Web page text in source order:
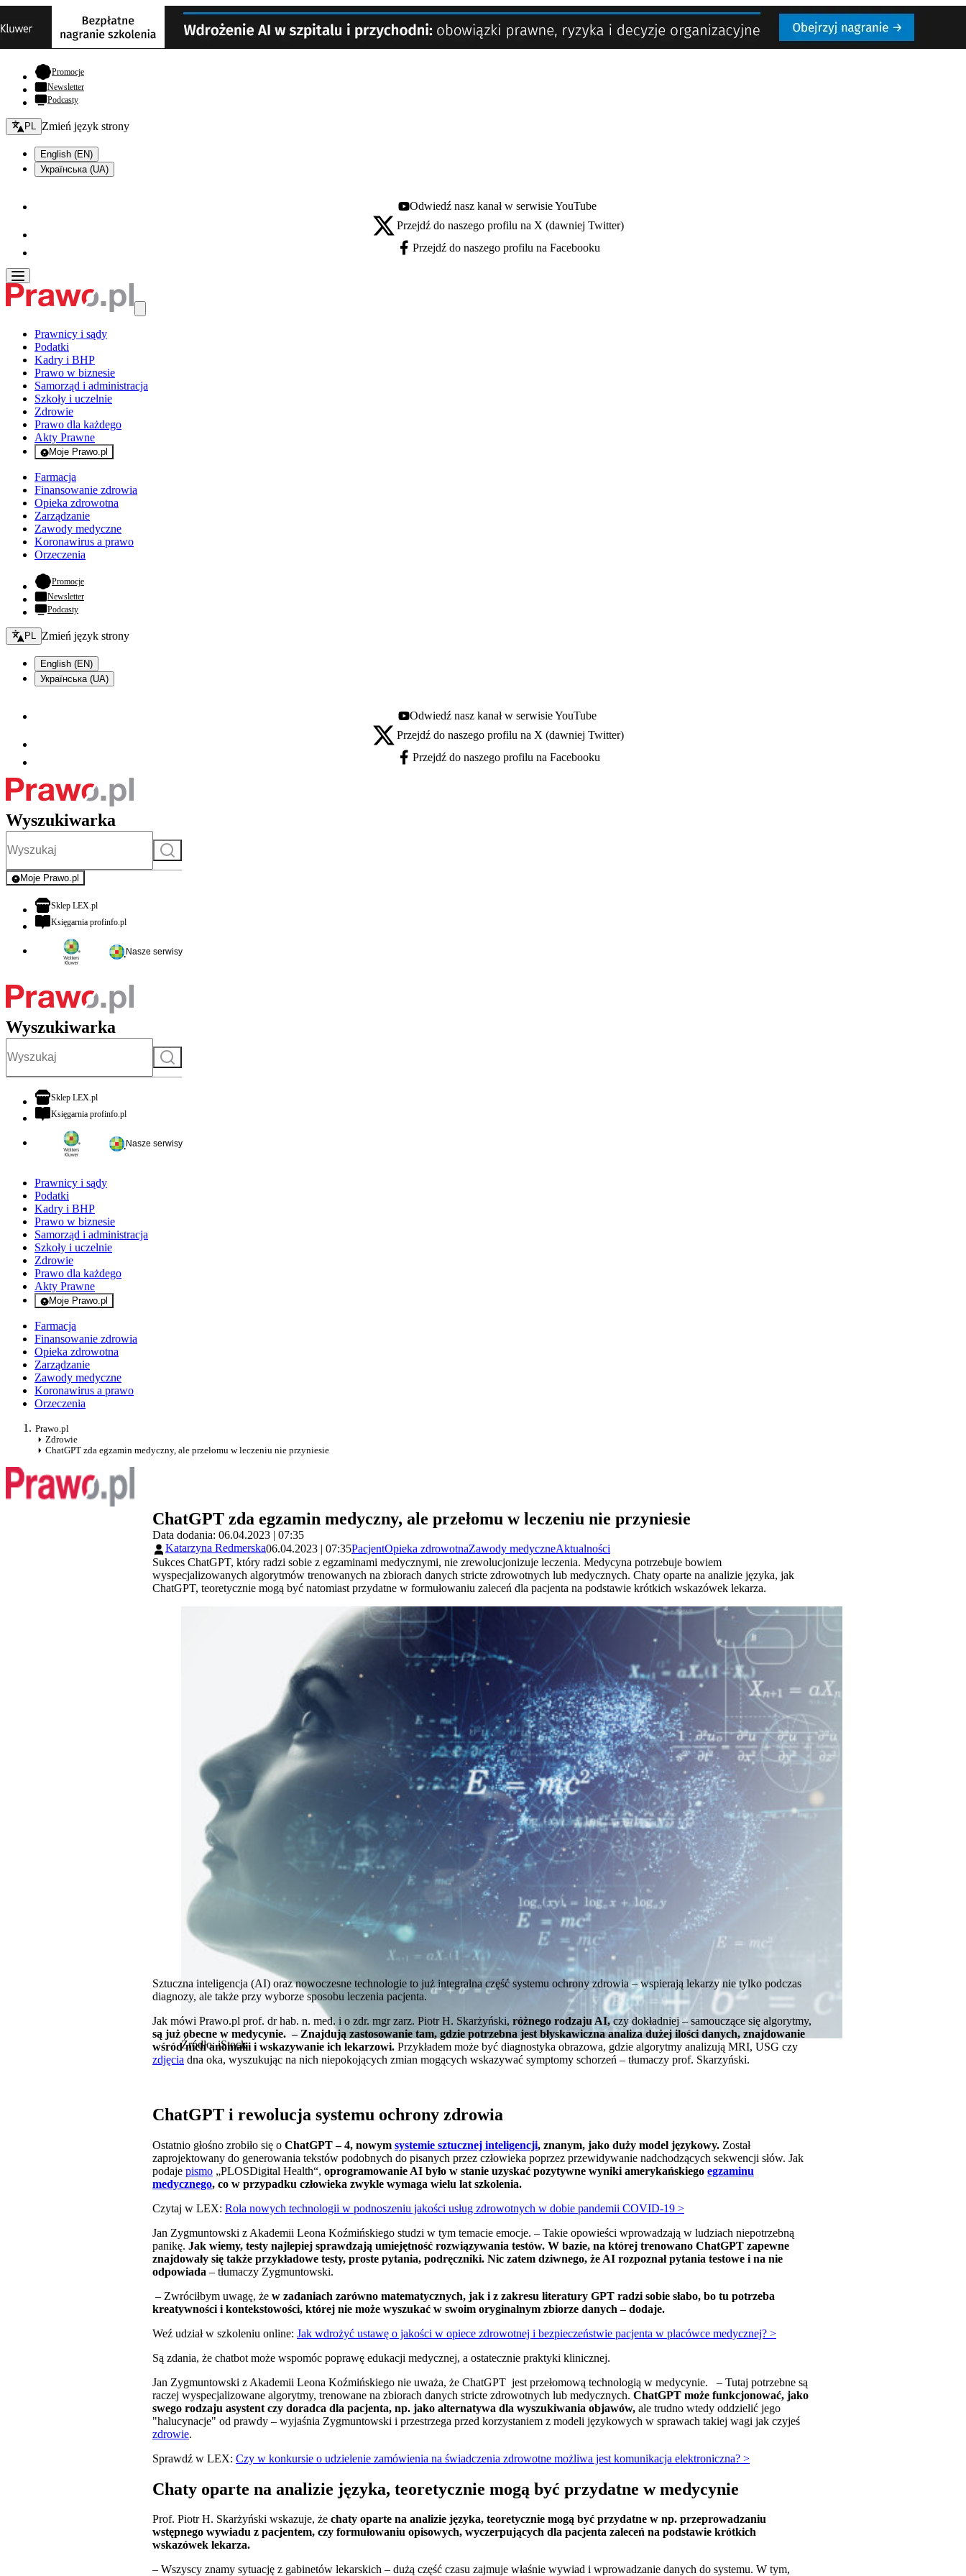
Promocje- otwiera się w nowej karcie
Newsletter
Podcasty
Zmień język - bieżący:
PL Zmień język strony
English (EN)
Українська (UA)
Youtube - otwiera się w nowej karcie
Odwiedź nasz kanał w serwisie YouTube
X - otwiera się w nowej karcie
Przejdź do naszego profilu na X (dawniej Twitter)
Facebook - otwiera się w nowej karcie
Przejdź do naszego profilu na Facebooku
Prawnicy i sądy
Podatki
Kadry i BHP
Prawo w biznesie
Samorząd i administracja
Szkoły i uczelnie
Zdrowie
Prawo dla każdego
Akty Prawne
Moje Prawo.pl
- rejestracja i logowanie do serwisu
Farmacja
Finansowanie zdrowia
Opieka zdrowotna
Zarządzanie
Zawody medyczne
Koronawirus a prawo
Orzeczenia
Promocje- otwiera się w nowej karcie
Newsletter
Podcasty
Zmień język - bieżący:
PL Zmień język strony
English (EN)
Українська (UA)
Youtube - otwiera się w nowej karcie
Odwiedź nasz kanał w serwisie YouTube
X - otwiera się w nowej karcie
Przejdź do naszego profilu na X (dawniej Twitter)
Facebook - otwiera się w nowej karcie
Przejdź do naszego profilu na Facebooku
Wyszukiwarka
Szukaj
Moje Prawo.pl
- rejestracja i logowanie do serwisu
Sklep LEX.plotwiera się w nowej karcie
Księgarnia profinfo.plotwiera się w nowej karcie
Nasze serwisy
Wyszukiwarka
Szukaj
Sklep LEX.plotwiera się w nowej karcie
Księgarnia profinfo.plotwiera się w nowej karcie
Nasze serwisy
Prawnicy i sądy
Podatki
Kadry i BHP
Prawo w biznesie
Samorząd i administracja
Szkoły i uczelnie
Zdrowie
Prawo dla każdego
Akty Prawne
Moje Prawo.pl
- rejestracja i logowanie do serwisu
Farmacja
Finansowanie zdrowia
Opieka zdrowotna
Zarządzanie
Zawody medyczne
Koronawirus a prawo
Orzeczenia
Prawo.pl
Zdrowie
ChatGPT zda egzamin medyczny, ale przełomu w leczeniu nie przyniesie
ChatGPT zda egzamin medyczny, ale przełomu w leczeniu nie przyniesie
Data dodania: 06.04.2023 | 07:35
Katarzyna Redmerska06.04.2023 | 07:35PacjentOpieka zdrowotnaZawody medyczneAktualności
Sukces ChatGPT, który radzi sobie z egzaminami medycznymi, nie zrewolucjonizuje leczenia. Medycyna potrzebuje bowiem
wyspecjalizowanych algorytmów trenowanych na zbiorach danych stricte zdrowotnych lub medycznych. Chaty oparte na analizie języka, jak
ChatGPT, teoretycznie mogą być natomiast przydatne w formułowaniu zaleceń dla pacjenta na podstawie krótkich wskazówek lekarza.
Źródło: iStock
Sztuczna inteligencja (AI) oraz nowoczesne technologie to już integralna część systemu ochrony zdrowia – wspierają lekarzy nie tylko podczas
diagnozy, ale także przy wyborze sposobu leczenia pacjenta.
Jak mówi Prawo.pl prof. dr hab. n. med. i o zdr. mgr zarz. Piotr H. Skarżyński, różnego rodzaju AI, czy dokładniej – samouczące się algorytmy,
są już obecne w medycynie. – Znajdują zastosowanie tam, gdzie potrzebna jest błyskawiczna analiza dużej ilości danych, znajdowanie
wśród nich anomalii i wskazywanie ich lekarzowi. Przykładem może być diagnostyka obrazowa, gdzie algorytmy analizują MRI, USG czy
zdjęcia dna oka, wyszukując na nich niepokojących zmian mogących wskazywać symptomy schorzeń – tłumaczy prof. Skarzyński.
ChatGPT i rewolucja systemu ochrony zdrowia
Ostatnio głośno zrobiło się o ChatGPT – 4, nowym systemie sztucznej inteligencji, znanym, jako duży model językowy. Został
zaprojektowany do generowania tekstów podobnych do pisanych przez człowieka poprzez przewidywanie nadchodzących sekwencji słów. Jak
podaje pismo „PLOSDigital Health“, oprogramowanie AI było w stanie uzyskać pozytywne wyniki amerykańskiego egzaminu
medycznego, co w przypadku człowieka zwykle wymaga wielu lat szkolenia.
Czytaj w LEX: Rola nowych technologii w podnoszeniu jakości usług zdrowotnych w dobie pandemii COVID-19 >
Jan Zygmuntowski z Akademii Leona Koźmińskiego studzi w tym temacie emocje. – Takie opowieści wprowadzają w ludziach niepotrzebną
panikę. Jak wiemy, testy najlepiej sprawdzają umiejętność rozwiązywania testów. W bazie, na której trenowano ChatGPT zapewne
znajdowały się także przykładowe testy, proste pytania, podręczniki. Nic zatem dziwnego, że AI rozpoznał pytania testowe i na nie
odpowiada – tłumaczy Zygmuntowski.
– Zwróciłbym uwagę, że w zadaniach zarówno matematycznych, jak i z zakresu literatury GPT radzi sobie słabo, bo tu potrzeba
kreatywności i kontekstowości, której nie może wyszukać w swoim oryginalnym zbiorze danych – dodaje.
Weź udział w szkoleniu online: Jak wdrożyć ustawę o jakości w opiece zdrowotnej i bezpieczeństwie pacjenta w placówce medycznej? >
Są zdania, że chatbot może wspomóc poprawę edukacji medycznej, a ostatecznie praktyki klinicznej.
Jan Zygmuntowski z Akademii Leona Koźmińskiego nie uważa, że ChatGPT jest przełomową technologią w medycynie. – Tutaj potrzebne są
raczej wyspecjalizowane algorytmy, trenowane na zbiorach danych stricte zdrowotnych lub medycznych. ChatGPT może funkcjonować, jako
swego rodzaju asystent czy doradca dla pacjenta, np. jako alternatywa dla wyszukiwania objawów, ale trudno wtedy oddzielić jego
"halucynacje" od prawdy – wyjaśnia Zygmuntowski i przestrzega przed korzystaniem z modeli językowych w sprawach takiej wagi jak czyjeś
zdrowie.
Sprawdź w LEX: Czy w konkursie o udzielenie zamówienia na świadczenia zdrowotne możliwa jest komunikacja elektroniczna? >
Chaty oparte na analizie języka, teoretycznie mogą być przydatne w medycynie
Prof. Piotr H. Skarżyński wskazuje, że chaty oparte na analizie języka, teoretycznie mogą być przydatne w np. przeprowadzaniu
wstępnego wywiadu z pacjentem, czy formułowaniu opisowych, wyczerpujących dla pacjenta zaleceń na podstawie krótkich
wskazówek lekarza.
– Wszyscy znamy sytuację z gabinetów lekarskich – dużą część czasu zajmuje właśnie wywiad i wprowadzanie danych do systemu. W tym,